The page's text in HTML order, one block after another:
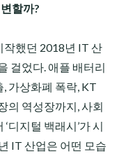
할까?
작했던 2018년 IT 산
걸었다. 애플 배터리
가상화폐 폭락, KT
의 역성장까지, 사회
디지털 백래시’가 시
IT 산업은 어떤 모습